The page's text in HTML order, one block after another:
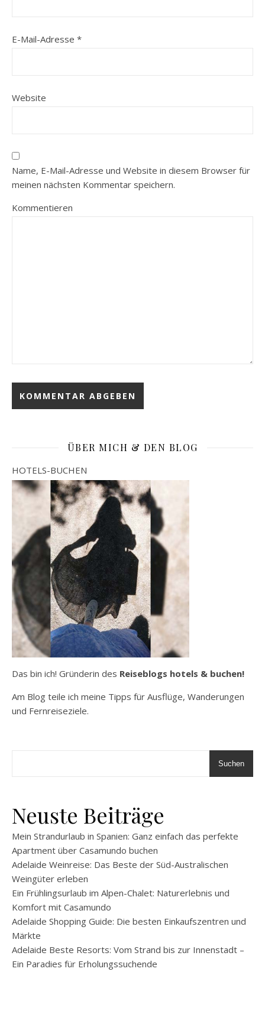
E-Mail-Adresse *
Website
Name, E-Mail-Adresse und Website in diesem Browser für
meinen nächsten Kommentar speichern.
Kommentieren
ÜBER MICH & DEN BLOG
HOTELS-BUCHEN
Das bin ich! Gründerin des Reiseblogs hotels & buchen!
Am Blog teile ich meine Tipps für Ausflüge, Wanderungen
und Fernreiseziele.
Suchen
Neuste Beiträge
Mein Strandurlaub in Spanien: Ganz einfach das perfekte
Apartment über Casamundo buchen
Adelaide Weinreise: Das Beste der Süd-Australischen
Weingüter erleben
Ein Frühlingsurlaub im Alpen-Chalet: Naturerlebnis und
Komfort mit Casamundo
Adelaide Shopping Guide: Die besten Einkaufszentren und
Märkte
Adelaide Beste Resorts: Vom Strand bis zur Innenstadt –
Ein Paradies für Erholungssuchende